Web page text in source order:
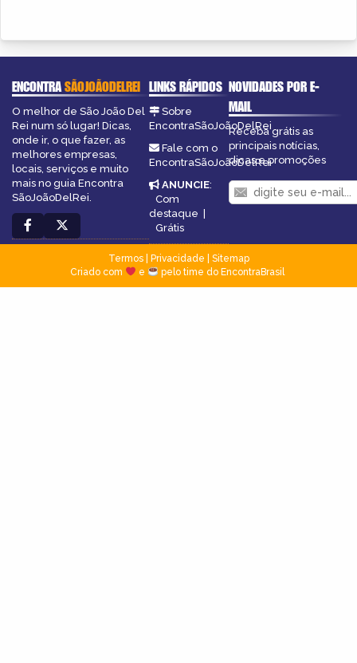
ENCONTRASÃOJOÃODELREI
O melhor de São João Del
Rei num só lugar! Dicas,
onde ir, o que fazer, as
melhores empresas,
locais, serviços e muito
mais no guia Encontra
SãoJoãoDelRei.
LINKS RÁPIDOS
Sobre
EncontraSãoJoãoDelRei
Fale com o
EncontraSãoJoãoDelRei
ANUNCIE:
Com
destaque |
Grátis
NOVIDADES POR E-
MAIL
Receba grátis as
principais notícias,
dicas e promoções
Termos| Privacidade
Sitemap
Criado com
e pelo time do EncontraBrasil